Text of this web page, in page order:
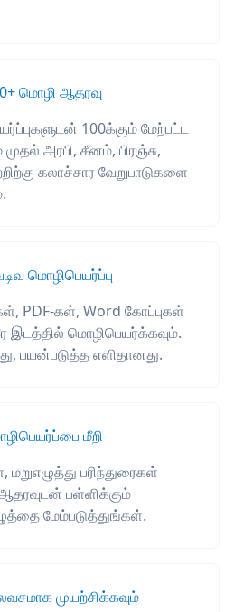
மொழி ஆதரவு
100க்கும் மேற்பட்ட
அரபி, சீனம், பிரஞ்சு,
கலாச்சார வேறுபாடுகளை
மொழிபெயர்ப்பு
PDF-கள், Word கோப்புகள்
இடத்தில் மொழிபெயர்க்கவும்.
பயன்படுத்த எளிதானது.
மீறி
பரிந்துரைகள்
பள்ளிக்கும்
மேம்படுத்துங்கள்.
முயற்சிக்கவும்